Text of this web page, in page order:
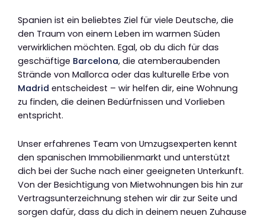
Spanien ist ein beliebtes Ziel für viele Deutsche, die
den Traum von einem Leben im warmen Süden
verwirklichen möchten. Egal, ob du dich für das
geschäftige Barcelona, die atemberaubenden
Strände von Mallorca oder das kulturelle Erbe von
Madrid entscheidest – wir helfen dir, eine Wohnung
zu finden, die deinen Bedürfnissen und Vorlieben
entspricht.
Unser erfahrenes Team von Umzugsexperten kennt
den spanischen Immobilienmarkt und unterstützt
dich bei der Suche nach einer geeigneten Unterkunft.
Von der Besichtigung von Mietwohnungen bis hin zur
Vertragsunterzeichnung stehen wir dir zur Seite und
sorgen dafür, dass du dich in deinem neuen Zuhause